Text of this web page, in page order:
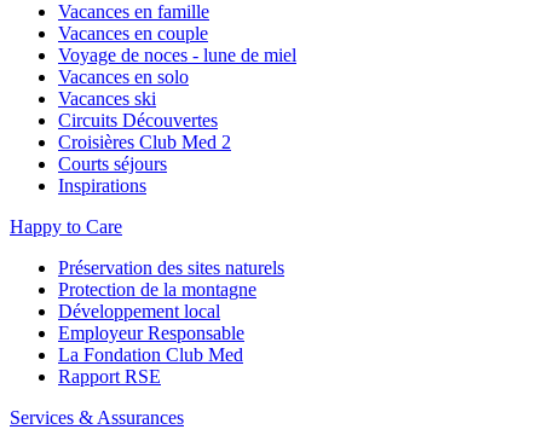
Vacances en famille
Vacances en couple
Voyage de noces - lune de miel
Vacances en solo
Vacances ski
Circuits Découvertes
Croisières Club Med 2
Courts séjours
Inspirations
Happy to Care
Préservation des sites naturels
Protection de la montagne
Développement local
Employeur Responsable
La Fondation Club Med
Rapport RSE
Services & Assurances